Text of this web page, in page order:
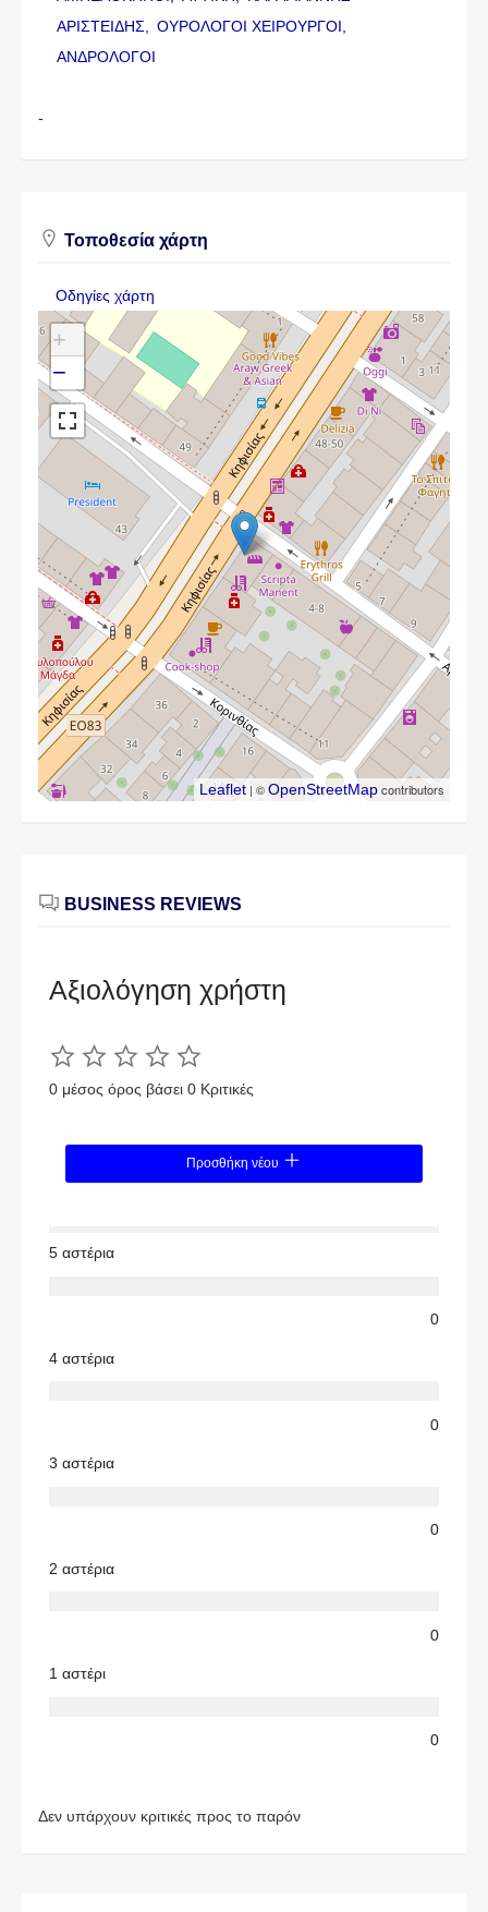
ΑΡΙΣΤΕΙΔΗΣ, ΟΥΡΟΛΟΓΟΙ ΧΕΙΡΟΥΡΓΟΙ,
ΑΝΔΡΟΛΟΓΟΙ
-
Τοποθεσία χάρτη
Οδηγίες χάρτη
+
−
Leaflet | ©OpenStreetMapcontributors
BUSINESS REVIEWS
Αξιολόγηση χρήστη
0 μέσος όρος βάσει 0 Κριτικές
Προσθήκη νέου
5 αστέρια
0
4 αστέρια
0
3 αστέρια
0
2 αστέρια
0
1 αστέρι
0
Δεν υπάρχουν κριτικές προς το παρόν